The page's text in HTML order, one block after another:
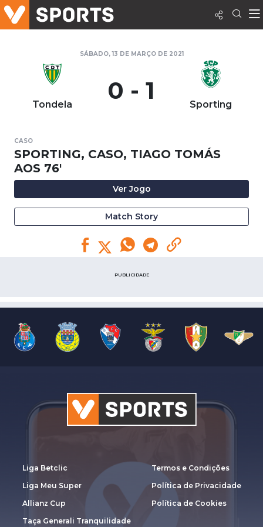
SÁBADO, 13 DE MARÇO DE 2021
Tondela 0 - 1 Sporting
CASO
SPORTING, CASO, TIAGO TOMÁS
AOS 76'
Ver Jogo
Match Story
PUBLICIDADE
Liga Betclic
Liga Meu Super
Allianz Cup
Taça Generali Tranquilidade
Termos e Condições
Política de Privacidade
Política de Cookies